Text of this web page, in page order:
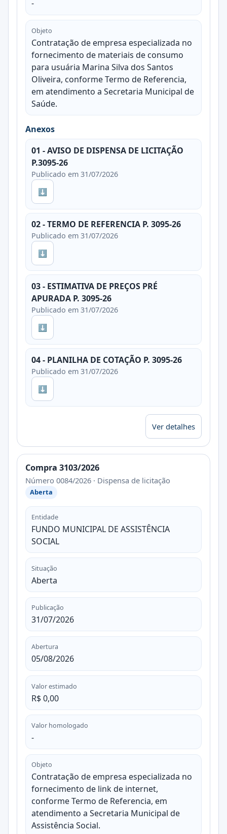
-
Objeto
Contratação de empresa especializada no
fornecimento de materiais de consumo
para usuária Marina Silva dos Santos
Oliveira, conforme Termo de Referencia,
em atendimento a Secretaria Municipal de
Saúde.
Anexos
01 - AVISO DE DISPENSA DE LICITAÇÃO
P.3095-26
Publicado em 31/07/2026
⬇
02 - TERMO DE REFERENCIA P. 3095-26
Publicado em 31/07/2026
⬇
03 - ESTIMATIVA DE PREÇOS PRÉ
APURADA P. 3095-26
Publicado em 31/07/2026
⬇
04 - PLANILHA DE COTAÇÃO P. 3095-26
Publicado em 31/07/2026
⬇
Ver detalhes
Compra 3103/2026
Número 0084/2026 · Dispensa de licitação
Aberta
Entidade
FUNDO MUNICIPAL DE ASSISTÊNCIA
SOCIAL
Situação
Aberta
Publicação
31/07/2026
Abertura
05/08/2026
Valor estimado
R$ 0,00
Valor homologado
-
Objeto
Contratação de empresa especializada no
fornecimento de link de internet,
conforme Termo de Referencia, em
atendimento a Secretaria Municipal de
Assistência Social.